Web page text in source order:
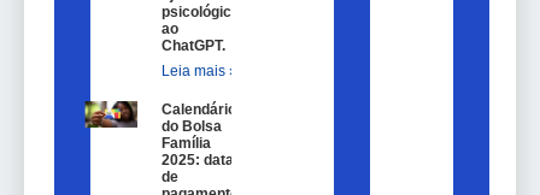
psicológica
ao
ChatGPT.
Leia mais »
Calendário
do Bolsa
Família
2025: datas
de